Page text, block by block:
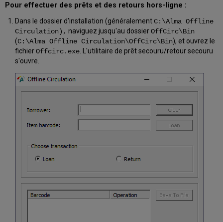
Pour effectuer des prêts et des retours hors-ligne :
Dans le dossier d'installation (généralementC:\Alma Offline
Circulation), naviguez jusqu'au dossierOffCirc\Bin
(C:\Alma Offline Circulation\OffCirc\Bin), et ouvrez le
fichierOffcirc.exe. L'utilitaire de prêt secouru/retour secouru
s'ouvre.